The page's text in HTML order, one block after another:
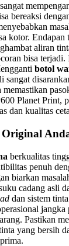
sangat
bereaksi
kotor. Endapan
aliran
bisa
botol
sangat
Planet Print,
dan kualitas
berkualitas
penuh
biarkan
cadang asli
dan sistem
jangka
Pastikan
yang bersih